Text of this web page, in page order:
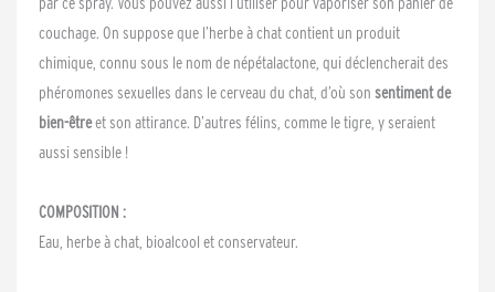
couchage. On suppose que l’herbe à chat contient un produit
chimique, connu sous le nom de népétalactone, qui déclencherait des
phéromones sexuelles dans le cerveau du chat, d’où son sentiment de
bien-êtreet son attirance. D’autres félins, comme le tigre, y seraient
aussi sensible !
COMPOSITION :
Eau, herbe à chat, bioalcool et conservateur.